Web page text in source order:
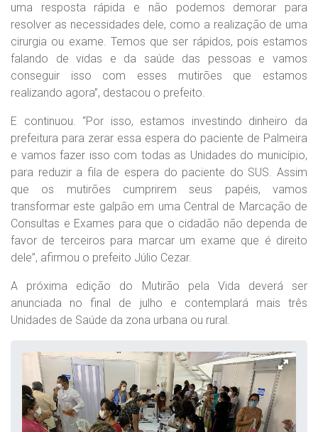
uma resposta rápida e não podemos demorar para
resolver as necessidades dele, como a realização de uma
cirurgia ou exame. Temos que ser rápidos, pois estamos
falando de vidas e da saúde das pessoas e vamos
conseguir isso com esses mutirões que estamos
realizando agora”, destacou o prefeito.
E continuou. “Por isso, estamos investindo dinheiro da
prefeitura para zerar essa espera do paciente de Palmeira
e vamos fazer isso com todas as Unidades do município,
para reduzir a fila de espera do paciente do SUS. Assim
que os mutirões cumprirem seus papéis, vamos
transformar este galpão em uma Central de Marcação de
Consultas e Exames para que o cidadão não dependa de
favor de terceiros para marcar um exame que é direito
dele”, afirmou o prefeito Júlio Cezar.
A próxima edição do Mutirão pela Vida deverá ser
anunciada no final de julho e contemplará mais três
Unidades de Saúde da zona urbana ou rural.